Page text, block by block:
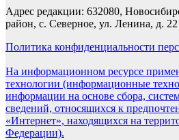
Адрес редакции: 632080,
район, с. Северное, ул. Ленина, д. 22
Политика конфиденциальности
На информационном ресурсе
технологии (информационные
информации на основе сбора,
сведений, относящихся к
«Интернет», находящихся на
Федерации).